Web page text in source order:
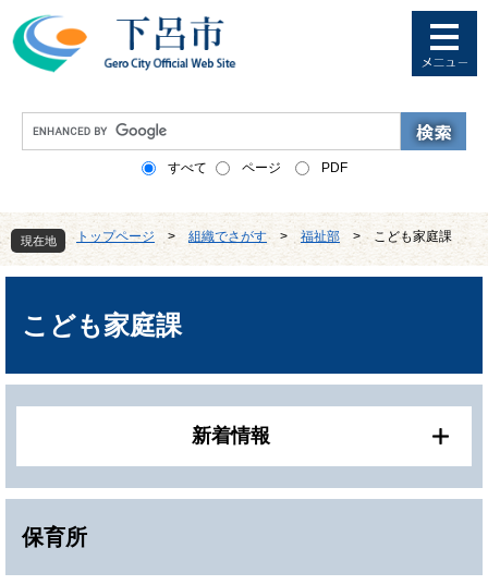
ー
ニ
本
文
へ
e
カ
ス
検
すべて ページ PDF
現在地 トップページ > 組織でさがす > 福祉部 > こども家庭課
本
こども家庭課
新着情報
保育所